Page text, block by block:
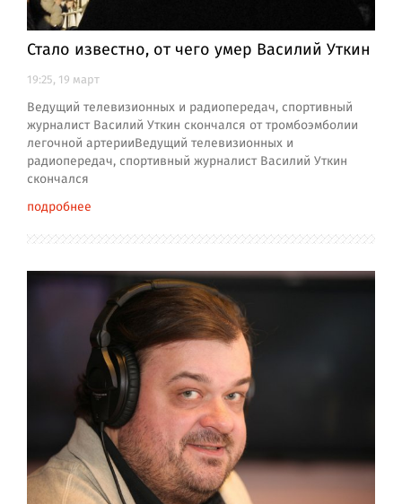
Стало известно, от чего умер Василий Уткин
19:25, 19 март
Ведущий телевизионных и радиопередач, спортивный
журналист Василий Уткин скончался от тромбоэмболии
легочной артерииВедущий телевизионных и
радиопередач, спортивный журналист Василий Уткин
скончался
подробнее